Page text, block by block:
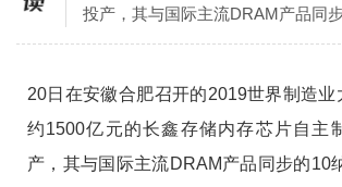
投产，其与国际主流DRAM产品同
代8Gb DDR4首度亮相，一期设计
20日在安徽合肥召开的2019世界制造业
约1500亿元的长鑫存储内存芯片自主
产，其与国际主流DRAM产品同步的10